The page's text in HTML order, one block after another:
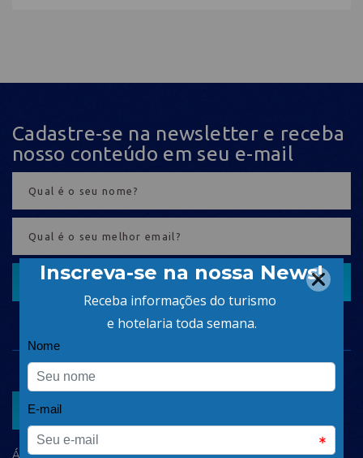
Cadastre-se na newsletter e receba
nosso conteúdo em seu e-mail
CADASTRAR
ÁREA DO ASSOCIADO